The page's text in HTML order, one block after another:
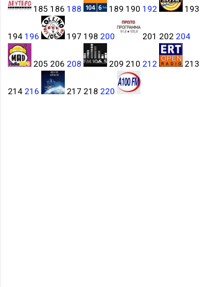
185 186 188 189 190 192 193
194 196 197 198 200 201 202 204
205 206 208 209 210 212 213
214 216 217 218 220